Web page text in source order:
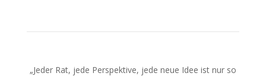
„Jeder Rat, jede Perspektive, jede neue Idee ist nur so